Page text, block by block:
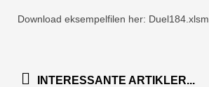
Download eksempelfilen her: Duel184.xlsm
INTERESSANTE ARTIKLER...